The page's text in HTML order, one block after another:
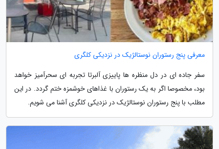
معرفی پنج رستوران نوستالژیک در نزدیکی کلگری
سفر جاده ای در دل منظره ها پاییزی آلبرتا تجربه ای سحرآمیز خواهد
بود، مخصوصا اگر به یک رستوران با غذاهای خوشمزه ختم گردد. در این
مطلب با پنج رستوران نوستالژیک در نزدیکی کلگری آشنا می شویم.